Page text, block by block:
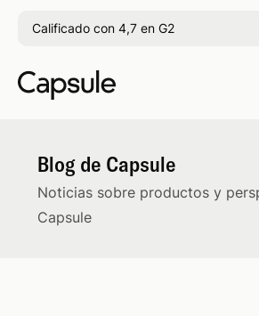
Calificado con 4,7 en G2
Blog de Capsule
Noticias sobre productos y
Capsule